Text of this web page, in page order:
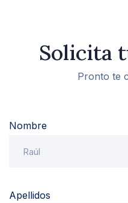
Solicita
Pronto te
Nombre
Apellidos